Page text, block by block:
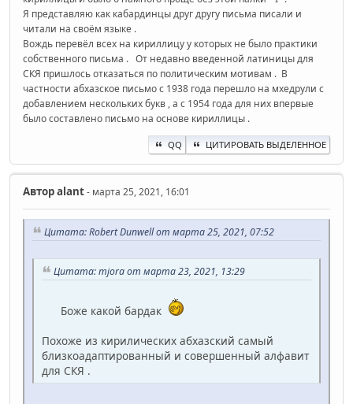
Я представляю как кабардинцы друг другу письма писали и
читали на своём языке .
Вождь перевёл всех на кириллицу у которых не было практики
собственного письма . От недавно введенной латиницы для
СКЯ пришлось отказаться по политическим мотивам . В
частности абхазское письмо с 1938 года перешло на мхедрули с
добавлением нескольких букв , а с 1954 года для них впервые
было составлено письмо на основе кириллицы .
QQ ЦИТИРОВАТЬ ВЫДЕЛЕННОЕ
Авторalant- марта 25, 2021, 16:01
Цитата: Robert Dunwell от марта 25, 2021, 07:52
Цитата: mjora от марта 23, 2021, 13:29
Боже какой бардак
Похоже из кирилических абхазский самый
близкоадаптированный и совершенный алфавит
для СКЯ .